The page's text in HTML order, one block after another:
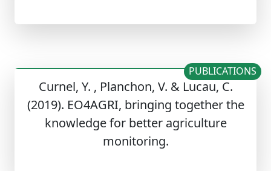
Curnel, Y. , Planchon, V. & Lucau, C.
(2019). EO4AGRI, bringing together the
knowledge for better agriculture
monitoring.
PUBLICATIONS